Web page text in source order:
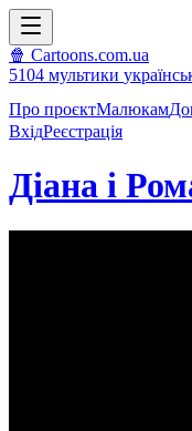
🍿 Cartoons.com.ua
5104 мультики
Про проєктМалюкам
ВхідРеєстрація
Діана і